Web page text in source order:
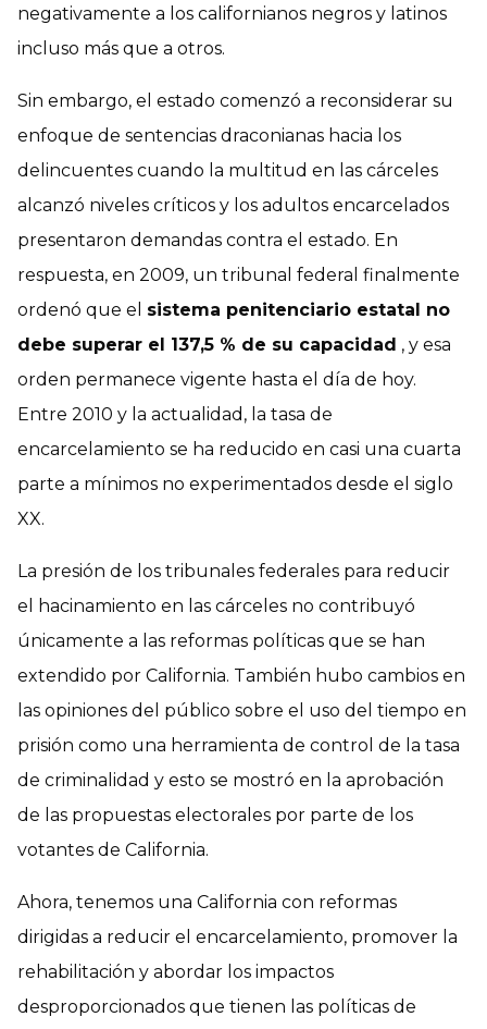
negativamente a los californianos negros y latinos
incluso más que a otros.
Sin embargo, el estado comenzó a reconsiderar su
enfoque de sentencias draconianas hacia los
delincuentes cuando la multitud en las cárceles
alcanzó niveles críticos y los adultos encarcelados
presentaron demandas contra el estado. En
respuesta, en 2009, un tribunal federal finalmente
ordenó que el sistema penitenciario estatal no
debe superar el 137,5 % de su capacidad , y esa
orden permanece vigente hasta el día de hoy.
Entre 2010 y la actualidad, la tasa de
encarcelamiento se ha reducido en casi una cuarta
parte a mínimos no experimentados desde el siglo
XX.
La presión de los tribunales federales para reducir
el hacinamiento en las cárceles no contribuyó
únicamente a las reformas políticas que se han
extendido por California. También hubo cambios en
las opiniones del público sobre el uso del tiempo en
prisión como una herramienta de control de la tasa
de criminalidad y esto se mostró en la aprobación
de las propuestas electorales por parte de los
votantes de California.
Ahora, tenemos una California con reformas
dirigidas a reducir el encarcelamiento, promover la
rehabilitación y abordar los impactos
desproporcionados que tienen las políticas de